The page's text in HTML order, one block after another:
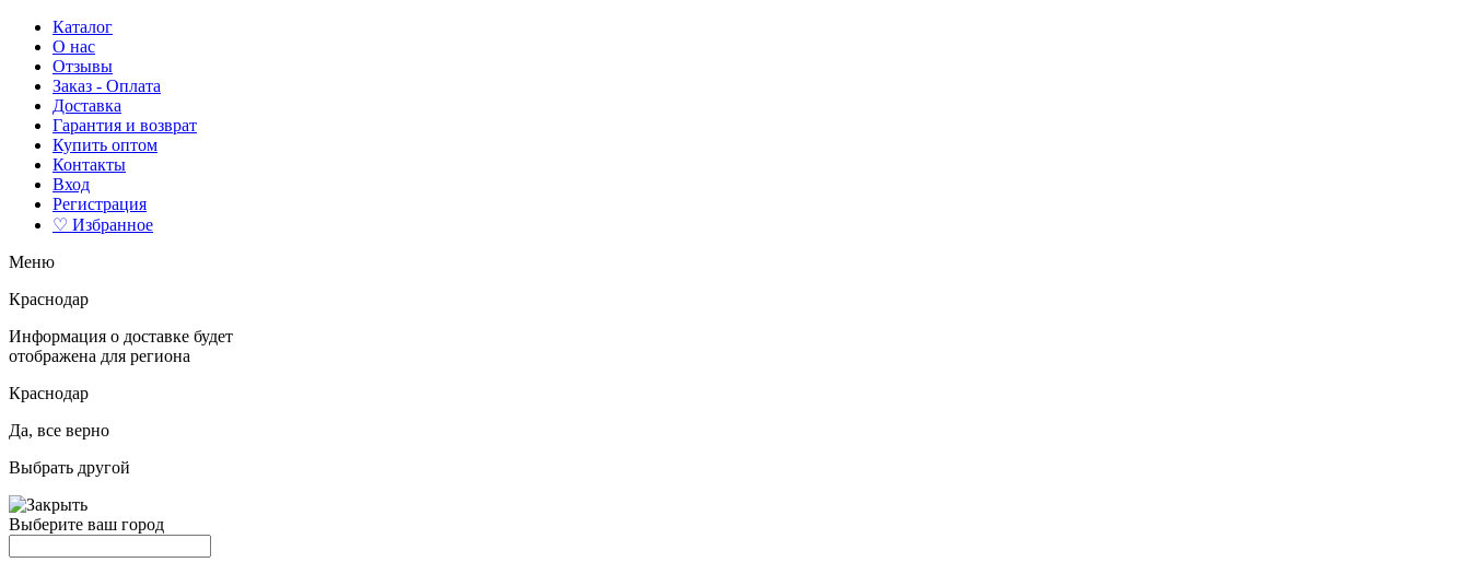
Каталог
О нас
Отзывы
Заказ - Оплата
Доставка
Гарантия и возврат
Купить оптом
Контакты
Вход
Регистрация
♡ Избранное
Меню
Краснодар
Информация о доставке будет
отображена для региона
Краснодар
Да, все верно
Выбрать другой
Выберите ваш город